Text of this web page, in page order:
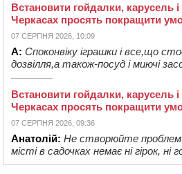
Встановити гойдалки, карусель
Черкасах просять покращити
07 СЕРПНЯ 2026, 10:09
А: Споконвіку іграшки і все,що
дозвілля,а також-посуд і миючі
Встановити гойдалки, карусель
Черкасах просять покращити
07 СЕРПНЯ 2026, 09:36
Анатолій: Не створюйте проблем
місті в садочках немає ні гірок, ні